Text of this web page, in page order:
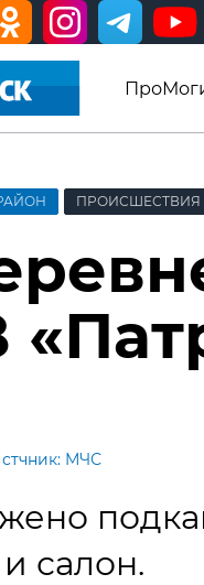
Видео
ПРОИСШЕСТВИЯ
МЧС
салон.